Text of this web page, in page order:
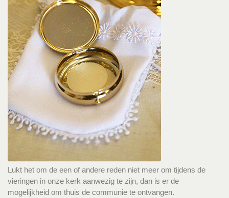
Lukt het om de een of andere reden niet meer om tijdens de
vieringen in onze kerk aanwezig te zijn, dan is er de
mogelijkheid om thuis de communie te ontvangen.